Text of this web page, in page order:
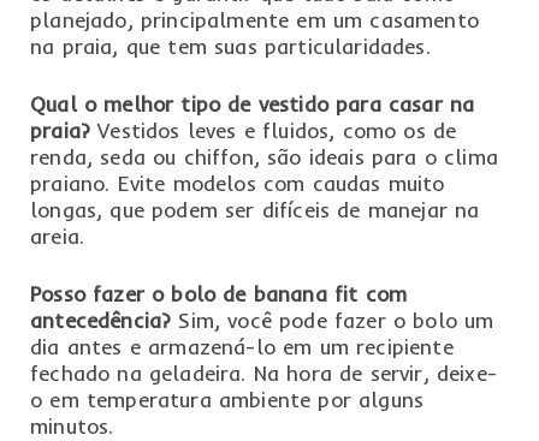
planejado, principalmente em um casamento
na praia, que tem suas particularidades.
Qual o melhor tipo de vestido para casar na
praia? Vestidos leves e fluidos, como os de
renda, seda ou chiffon, são ideais para o clima
praiano. Evite modelos com caudas muito
longas, que podem ser difíceis de manejar na
areia.
Posso fazer o bolo de banana fit com
antecedência? Sim, você pode fazer o bolo um
dia antes e armazená-lo em um recipiente
fechado na geladeira. Na hora de servir, deixe-
o em temperatura ambiente por alguns
minutos.